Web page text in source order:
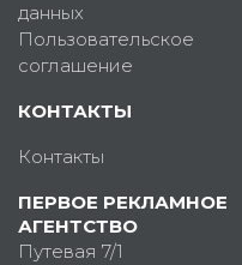
данных
Пользовательское
соглашение
КОНТАКТЫ
Контакты
ПЕРВОЕ РЕКЛАМНОЕ
АГЕНТСТВО
Путевая 7/1